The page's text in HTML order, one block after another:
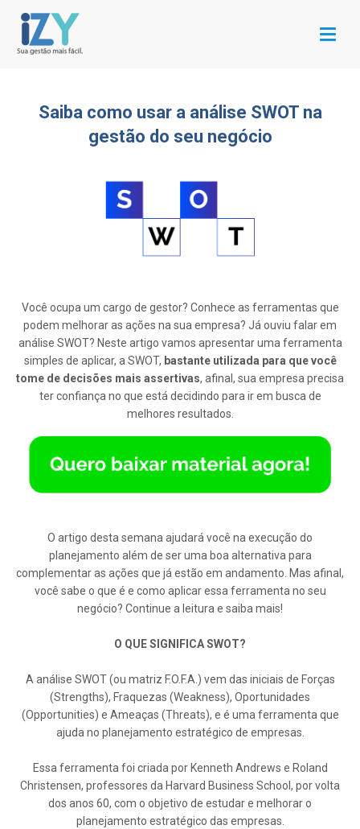
Menu
Saiba como usar a análise SWOT na
gestão do seu negócio
Você ocupa um cargo de gestor? Conhece as ferramentas que
podem melhorar as ações na sua empresa? Já ouviu falar em
análise SWOT? Neste artigo vamos apresentar uma ferramenta
simples de aplicar, a SWOT, bastante utilizada para que você
tome de decisões mais assertivas, afinal, sua empresa precisa
ter confiança no que está decidindo para ir em busca de
melhores resultados.
O artigo desta semana ajudará você na execução do
planejamento além de ser uma boa alternativa para
complementar as ações que já estão em andamento. Mas afinal,
você sabe o que é e como aplicar essa ferramenta no seu
negócio? Continue a leitura e saiba mais!
O QUE SIGNIFICA SWOT?
A análise SWOT (ou matriz F.O.F.A.) vem das iniciais de Forças
(Strengths), Fraquezas (Weakness), Oportunidades
(Opportunities) e Ameaças (Threats), e é uma ferramenta que
ajuda no planejamento estratégico de empresas.
Essa ferramenta foi criada por Kenneth Andrews e Roland
Christensen, professores da Harvard Business School, por volta
dos anos 60, com o objetivo de estudar e melhorar o
planejamento estratégico das empresas.